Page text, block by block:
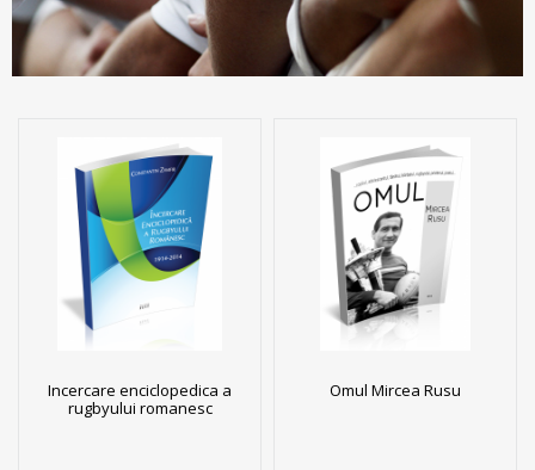
Incercare enciclopedica a
rugbyului romanesc
Omul Mircea Rusu